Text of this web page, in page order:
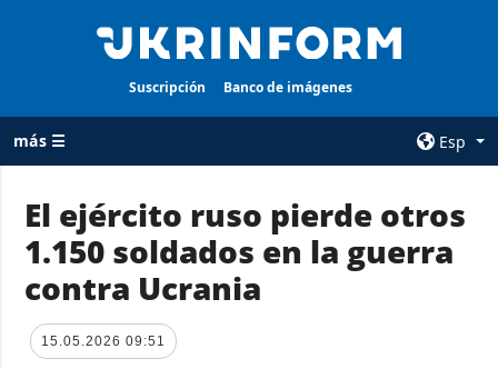
Suscripción Banco de imágenes
más ☰
Esp
TODAS LAS
CATEGORÍAS
Guerra
Reconstrucción
AGENCIA
El ejército ruso pierde otros
1.150 soldados en la guerra
contra Ucrania
15.05.2026 09:51